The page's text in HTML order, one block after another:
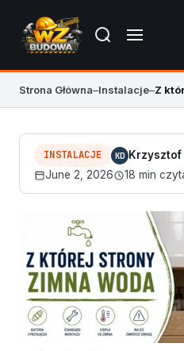
Strona Główna–Instalacje–
INSTALACJE KD Krzysztof
June 2, 2026
18 min